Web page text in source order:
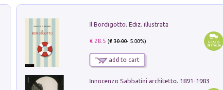
Il Bordigotto. Ediz. illustrata
€ 28.5 (€30.00- 5.00%)
add to cart
Innocenzo Sabbatini architetto. 1891-1983